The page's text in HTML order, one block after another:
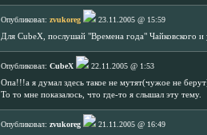
Опубликовал: zvukoreg
23.11.2005 @ 15:59
Для CubeX, послушай "Времена года" Чайковского
Опубликовал: CubeX
22.11.2005 @ 1:53
Опа!!!а я думал здесь такое не мутят(чужое не
То то мне показалось, что где-то я слышал эту тему.
Опубликовал: zvukoreg
21.11.2005 @ 16:49